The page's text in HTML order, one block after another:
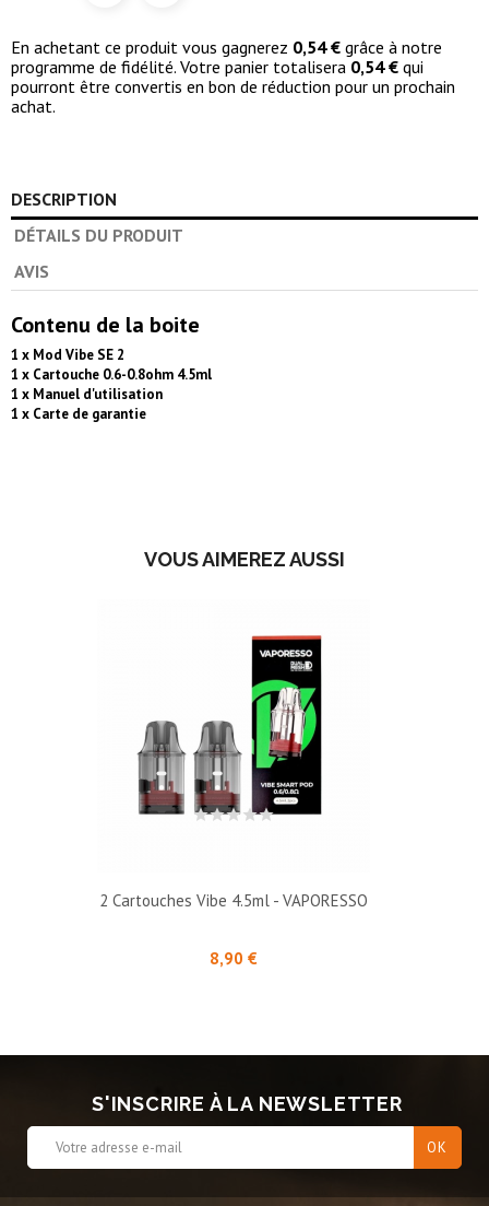
En achetant ce produit vous gagnerez 0,54 € grâce à notre
programme de fidélité. Votre panier totalisera 0,54 € qui
pourront être convertis en bon de réduction pour un prochain
achat.
DESCRIPTION
DÉTAILS DU PRODUIT
AVIS
Contenu de la boite
1 x Mod Vibe SE 2
1 x Cartouche 0.6-0.8ohm 4.5ml
1 x Manuel d'utilisation
1 x Carte de garantie
VOUS AIMEREZ AUSSI
2 Cartouches Vibe 4.5ml - VAPORESSO
8,90 €
S'INSCRIRE À LA NEWSLETTER